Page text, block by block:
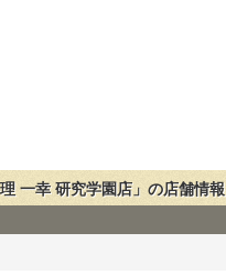
理 一幸 研究学園店」の店舗情報